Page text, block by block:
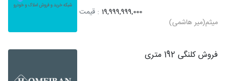
19,999,999,000 : قیمت
میثم(میر هاشمی)
فروش کلنگی 192 متری